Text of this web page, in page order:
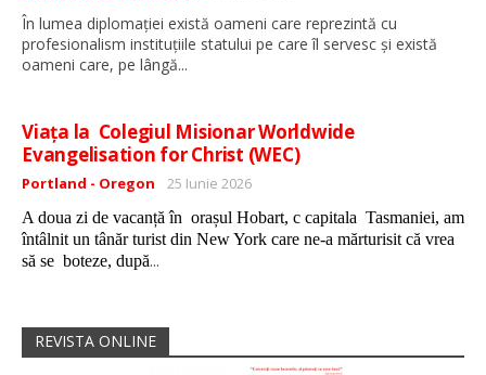
În lumea diplomației există oameni care reprezintă cu
profesionalism instituțiile statului pe care îl servesc și există
oameni care, pe lângă...
Viața la Colegiul Misionar Worldwide
Evangelisation for Christ (WEC)
Detalii
Portland - Oregon 25 Iunie 2026
A doua zi de vacanță în orașul Hobart, c capitala Tasmaniei, am
întâlnit un tânăr turist din New York care ne-a mărturisit că vrea
să se boteze, după...
REVISTA ONLINE